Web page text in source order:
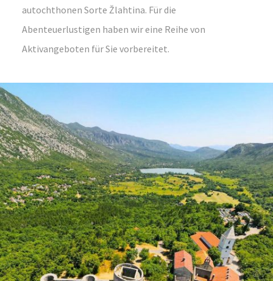
autochthonen Sorte Žlahtina. Für die
Abenteuerlustigen haben wir eine Reihe von
Aktivangeboten für Sie vorbereitet.